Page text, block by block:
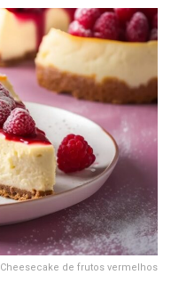
Cheesecake de frutos vermelhos